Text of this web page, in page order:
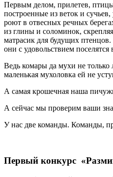
Первым делом, прилетев,
построенные из веток и
роют в отвесных речных
из глины и соломинок,
матрасик для будущих
они с удовольствием
Ведь комары да мухи не только
маленькая мухоловка ей не
А самая крошечная наша
А сейчас мы проверим ваши
У нас две команды. Команды,
Первый конкурс